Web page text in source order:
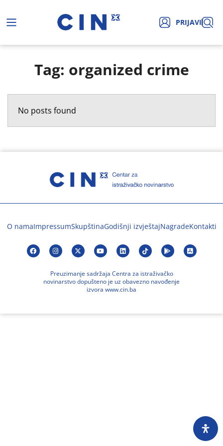
PRIJAVI
Tag: organized crime
No posts found
O namaImpressumSkupštinaGodišnji izvještajNagradeKontakti
Preuzimanje sadržaja Centra za istraživačko
novinarstvo dopušteno je uz obavezno navođenje
izvora www.cin.ba